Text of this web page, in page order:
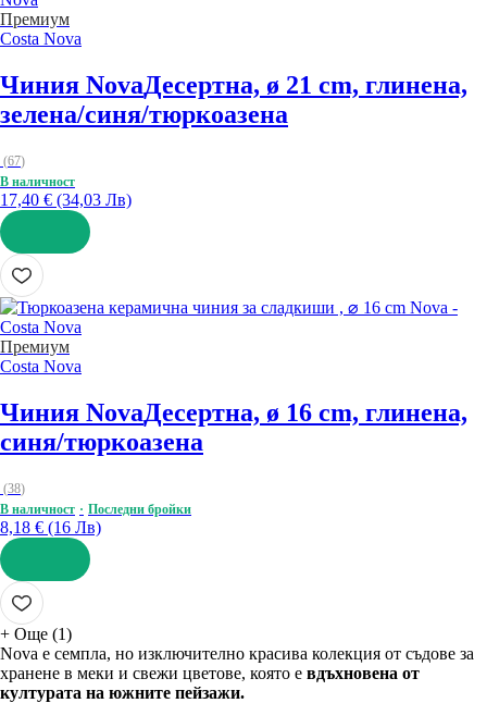
Премиум
Costa Nova
Чиния NovaДесертна, ø 21 cm, глинена,
зелена/синя/тюркоазена
(67)
В наличност
17,40 € (34,03 Лв)
ДОБАВИ
Премиум
Costa Nova
Чиния NovaДесертна, ø 16 cm, глинена,
синя/тюркоазена
(38)
В наличност
Последни бройки
8,18 € (16 Лв)
ДОБАВИ
+ Още (1)
Nova е семпла, но изключително красива колекция от съдове за
хранене в меки и свежи цветове, която е вдъхновена от
културата на южните пейзажи.